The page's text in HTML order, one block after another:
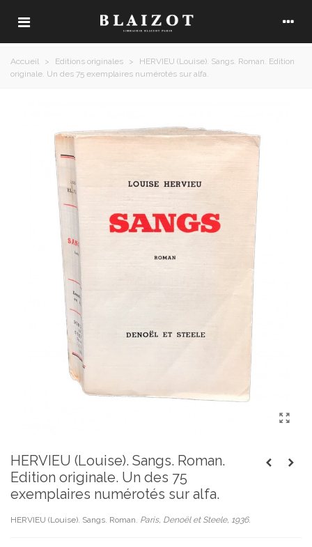
Accueil > Editions originales >
HERVIEU (Louise). Sangs. Roman. Edition
originale. Un des 75 exemplaires numérotés sur alfa.
HERVIEU (Louise). Sangs. Roman.
Edition originale. Un des 75
exemplaires numérotés sur alfa.
HERVIEU (Louise). Sangs. Roman. Paris, Denoël et Steele, 1936.